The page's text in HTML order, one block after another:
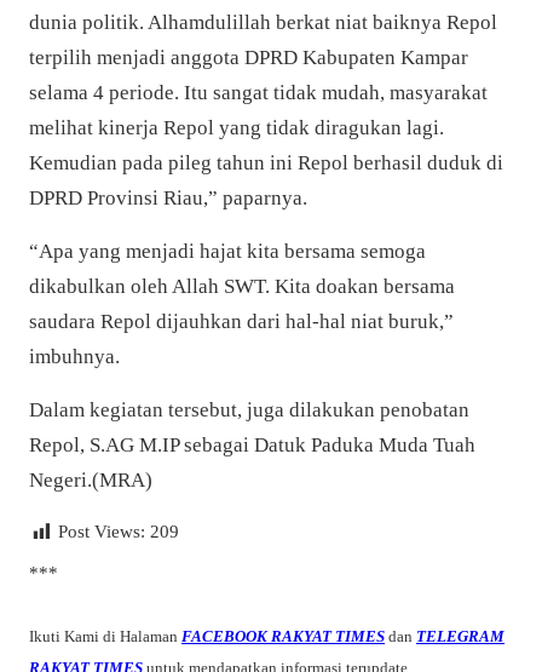
dunia politik. Alhamdulillah berkat niat baiknya Repol
terpilih menjadi anggota DPRD Kabupaten Kampar
selama 4 periode. Itu sangat tidak mudah, masyarakat
melihat kinerja Repol yang tidak diragukan lagi.
Kemudian pada pileg tahun ini Repol berhasil duduk di
DPRD Provinsi Riau,” paparnya.
“Apa yang menjadi hajat kita bersama semoga
dikabulkan oleh Allah SWT. Kita doakan bersama
saudara Repol dijauhkan dari hal-hal niat buruk,”
imbuhnya.
Dalam kegiatan tersebut, juga dilakukan penobatan
Repol, S.AG M.IP sebagai Datuk Paduka Muda Tuah
Negeri.(MRA)
Post Views: 209
***
Ikuti Kami di Halaman FACEBOOK RAKYAT TIMES dan TELEGRAM
RAKYAT TIMES untuk mendapatkan informasi terupdate